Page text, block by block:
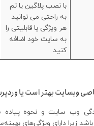
با نصب پلاگین یا تم
به راحتی می توانید
هر ویژگی یا قابلیتی را
به سایت خود اضافه
کنید
وبسایت بهتر است یا
وب سایت و نحوه پیاده
زیرا دارای ویژگی‌های